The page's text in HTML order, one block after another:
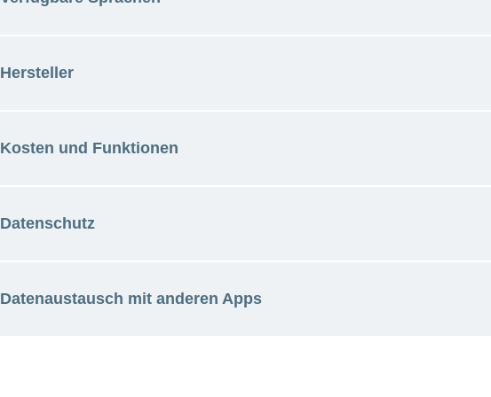
Deutsch
Hersteller
Bundesamt für Lebensmittelsicherheit und Veterinärwesen
Kosten und Funktionen
CHF 0.00
Datenschutz
Datenschutzgesetz CH
Datenaustausch mit anderen Apps